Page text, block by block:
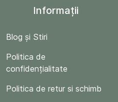
Informații
Blog și Stiri
Politica de
confidențialitate
Politica de retur si schimb